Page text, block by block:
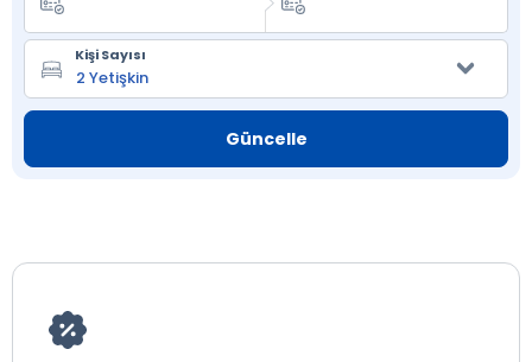
Kişi Sayısı
Güncelle